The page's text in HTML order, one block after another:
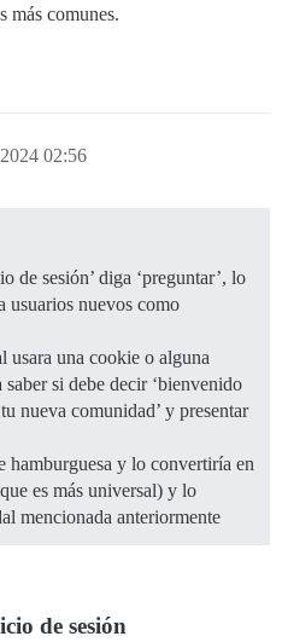
más comunes.
02:56
de sesión’ diga ‘preguntar’, lo
usuarios nuevos como
usara una cookie o alguna
si debe decir ‘bienvenido
nueva comunidad’ y presentar
hamburguesa y lo convertiría en
es más universal) y lo
mencionada anteriormente
de sesión